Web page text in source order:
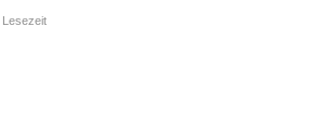
Lesezeit